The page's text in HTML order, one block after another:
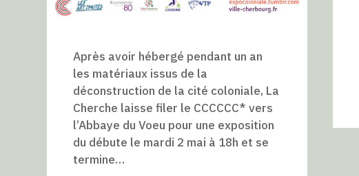
Après avoir hébergé pendant un an
les matériaux issus de la
déconstruction de la cité coloniale, La
Cherche laisse filer le CCCCCC* vers
l’Abbaye du Voeu pour une exposition
du débute le mardi 2 mai à 18h et se
termine…